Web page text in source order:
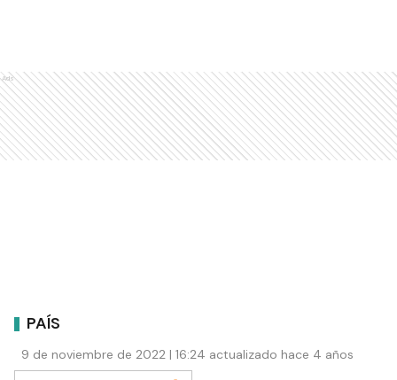
Ads
PAÍS
9 de noviembre de 2022 | 16:24 actualizado hace 4 años